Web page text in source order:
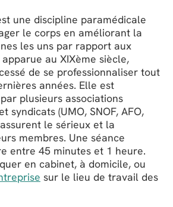
une discipline paramédicale
le corps en améliorant la
les uns par rapport aux
au XIXème siècle,
de se professionnaliser tout
années. Elle est
plusieurs associations
syndicats (UMO, SNOF, AFO,
assurent le sérieux et la
membres. Une séance
entre 45 minutes et 1 heure.
en cabinet, à domicile, ou
sur le lieu de travail des